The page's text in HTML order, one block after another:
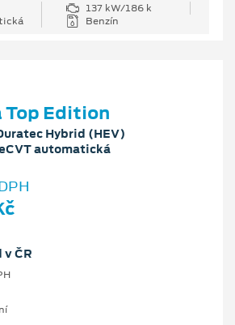
137 kW/186 k
Benzín
Top Edition
Hybrid (HEV)
automatická
ČR